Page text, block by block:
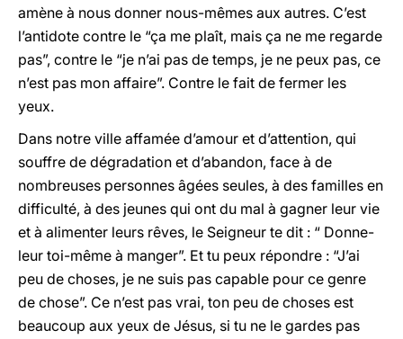
amène à nous donner nous-mêmes aux autres. C’est
l’antidote contre le “ça me plaît, mais ça ne me regarde
pas”, contre le “je n’ai pas de temps, je ne peux pas, ce
n’est pas mon affaire”. Contre le fait de fermer les
yeux.
Dans notre ville affamée d’amour et d’attention, qui
souffre de dégradation et d’abandon, face à de
nombreuses personnes âgées seules, à des familles en
difficulté, à des jeunes qui ont du mal à gagner leur vie
et à alimenter leurs rêves, le Seigneur te dit : “ Donne-
leur toi-même à manger”. Et tu peux répondre : “J’ai
peu de choses, je ne suis pas capable pour ce genre
de chose”. Ce n’est pas vrai, ton peu de choses est
beaucoup aux yeux de Jésus, si tu ne le gardes pas